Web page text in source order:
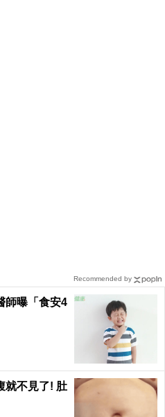
師曝「食安4
就不見了! 肚
Recommended by